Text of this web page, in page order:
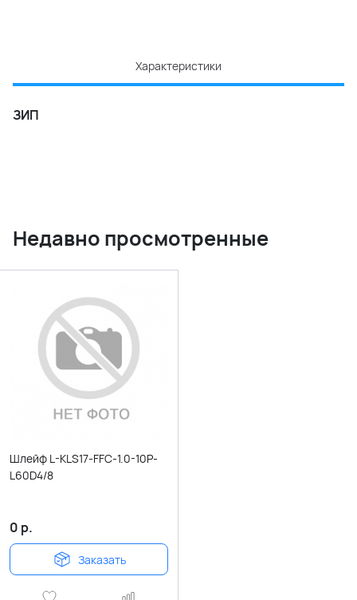
Характеристики
ЗИП
Недавно просмотренные
Шлейф L-KLS17-FFC-1.0-10P-
L60D4/8
0 р.
Заказать